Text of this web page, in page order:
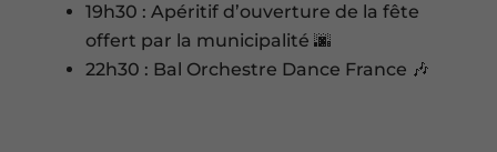
19h30 : Apéritif d’ouverture de la fête
offert par la municipalité 🌆
22h30 : Bal Orchestre Dance France 🎶